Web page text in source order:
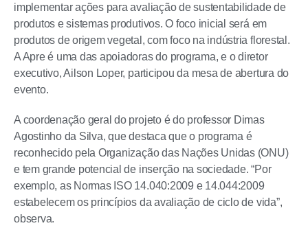
implementar ações para avaliação de sustentabilidade de
produtos e sistemas produtivos. O foco inicial será em
produtos de origem vegetal, com foco na indústria florestal.
A Apre é uma das apoiadoras do programa, e o diretor
executivo, Ailson Loper, participou da mesa de abertura do
evento.
A coordenação geral do projeto é do professor Dimas
Agostinho da Silva, que destaca que o programa é
reconhecido pela Organização das Nações Unidas (ONU)
e tem grande potencial de inserção na sociedade. “Por
exemplo, as Normas ISO 14.040:2009 e 14.044:2009
estabelecem os princípios da avaliação de ciclo de vida”,
observa.